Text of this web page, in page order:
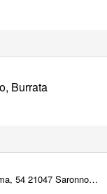
Burrata
Smart Touch srl - P.IVA IT-03357540123 - via Roma, 54 21047 Saronno (VA) ITALY